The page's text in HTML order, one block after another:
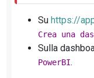
Suhttps://
Crea una
Sulla
PowerBI.